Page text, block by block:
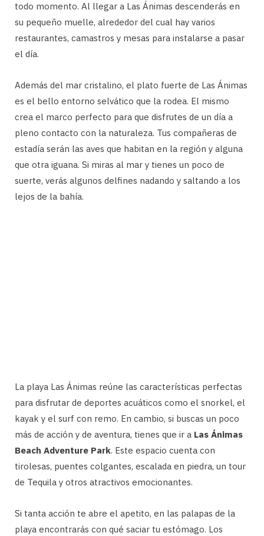
todo momento. Al llegar a Las Ánimas descenderás en
su pequeño muelle, alrededor del cual hay varios
restaurantes, camastros y mesas para instalarse a pasar
el día.
Además del mar cristalino, el plato fuerte de Las Ánimas
es el bello entorno selvático que la rodea. El mismo
crea el marco perfecto para que disfrutes de un día a
pleno contacto con la naturaleza. Tus compañeras de
estadía serán las aves que habitan en la región y alguna
que otra iguana. Si miras al mar y tienes un poco de
suerte, verás algunos delfines nadando y saltando a los
lejos de la bahía.
La playa Las Ánimas reúne las características perfectas
para disfrutar de deportes acuáticos como el snorkel, el
kayak y el surf con remo. En cambio, si buscas un poco
más de acción y de aventura, tienes que ir a Las Ánimas
Beach Adventure Park. Este espacio cuenta con
tirolesas, puentes colgantes, escalada en piedra, un tour
de Tequila y otros atractivos emocionantes.
Si tanta acción te abre el apetito, en las palapas de la
playa encontrarás con qué saciar tu estómago. Los